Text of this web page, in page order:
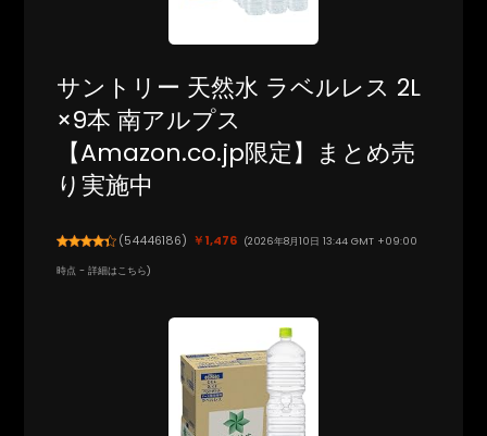
サントリー 天然水 ラベルレス 2L
×9本 南アルプス
【Amazon.co.jp限定】まとめ売
り実施中
(54446186) ￥1,476 (2026年8月10日 13:44 GMT +09:00
時点 -詳細はこちら)